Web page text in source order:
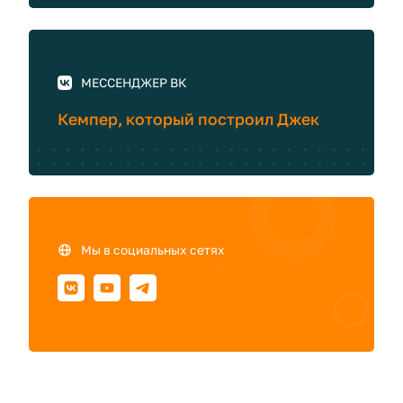
МЕССЕНДЖЕР ВК
Кемпер, который построил Джек
Мы в социальных сетях